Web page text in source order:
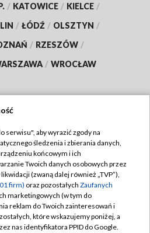
/ KATOWICE / KIELCE /
/ ŁÓDŹ / OLSZTYN /
/ RZESZÓW /
/ WROCŁAW
TVP
TVP
prywatności
zgody
Pomoc
serwisu", aby wyrazić zgody na
śledzenia i zbierania danych,
końcowym i ich
Twoich danych osobowych przez
(zwaną dalej również „TVP”),
firm) oraz pozostałych Zaufanych
marketingowych (w tym do
reklam do Twoich zainteresowań i
które wskazujemy poniżej, a
nas identyfikatora PPID do Google.